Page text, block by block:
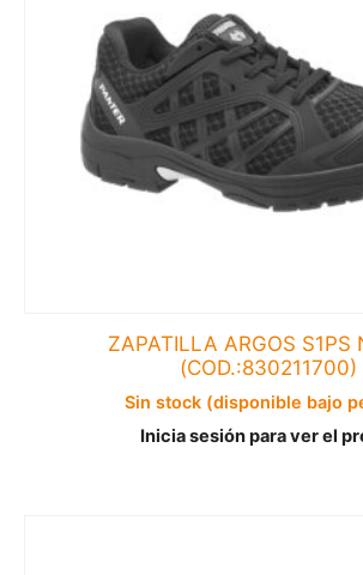
ZAPATILLA ARGOS S1PS
(COD.:830211700)
Sin stock (disponible bajo
Inicia sesión para ver el